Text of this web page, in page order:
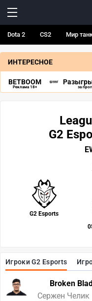
Dota 2 CS2 Мир
ИНТЕРЕСНОЕ
BETBOOM
Реклама 18+ за
Игроки G2 Esports
Broken
Сержен Челик
G2
G2 Esports